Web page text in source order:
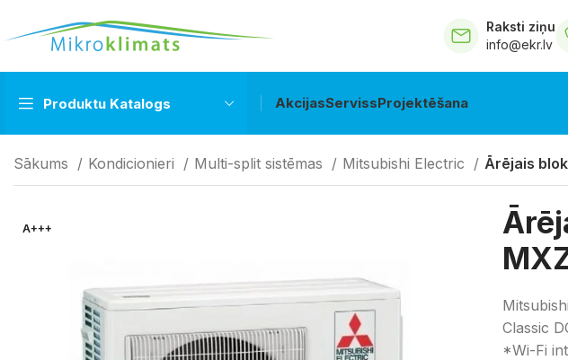
Raksti ziņu
info@ekr.lv
Produktu Katalogs AkcijasServissProjektēšana
Sākums Kondicionieri Multi-split sistēmas Mitsubishi Electric Ārējais
A+++
Classic
*Wi-Fi